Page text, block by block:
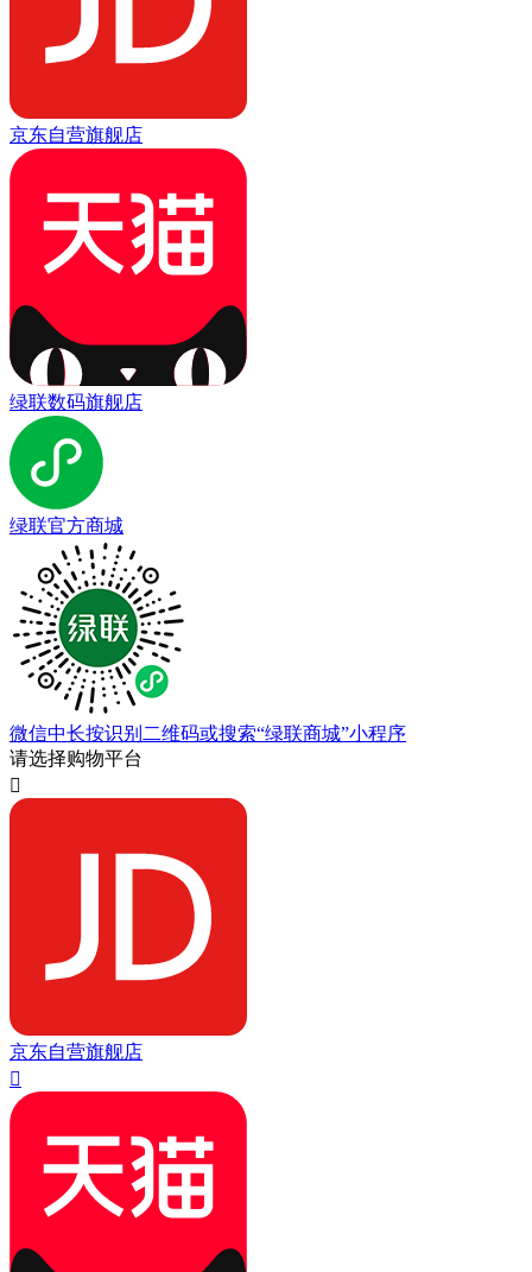
京东自营旗舰店
绿联数码旗舰店
绿联官方商城
微信中长按识别二维码或搜索“绿联商城”小程序
请选择购物平台

京东自营旗舰店
